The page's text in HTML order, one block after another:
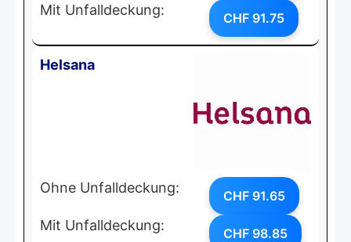
Mit Unfalldeckung: CHF 91.75
Helsana
Ohne Unfalldeckung: CHF 91.65
Mit Unfalldeckung: CHF 98.85